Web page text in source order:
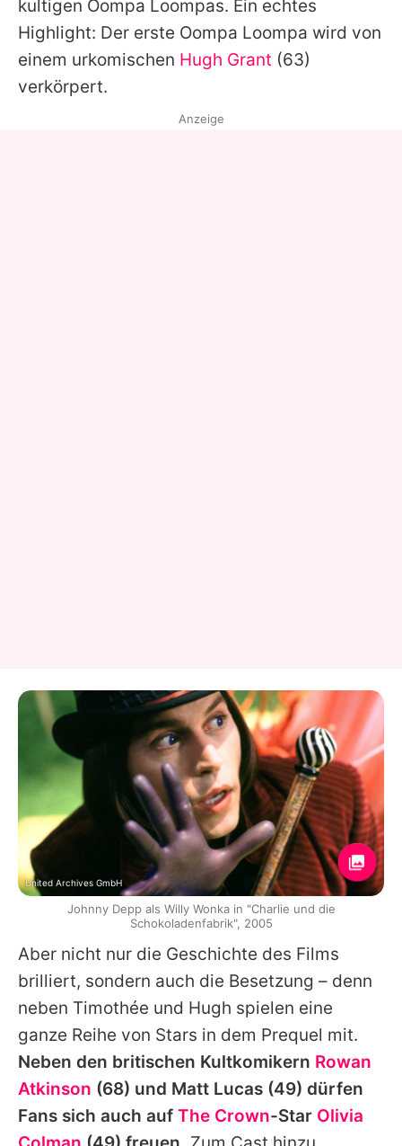
kultigen Oompa Loompas. Ein echtes
Highlight: Der erste Oompa Loompa wird von
einem urkomischen Hugh Grant (63)
verkörpert.
Aber nicht nur die Geschichte des Films
brilliert, sondern auch die Besetzung – denn
neben Timothée und Hugh spielen eine
ganze Reihe von Stars in dem Prequel mit.
Neben den britischen Kultkomikern Rowan
Atkinson (68) und Matt Lucas (49) dürfen
Fans sich auch auf The Crown-Star Olivia
Anzeige
United Archives GmbH
Johnny Depp als Willy Wonka in "Charlie und die
Schokoladenfabrik", 2005